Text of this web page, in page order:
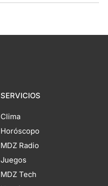
SERVICIOS
Clima
Horóscopo
MDZ Radio
Juegos
MDZ Tech